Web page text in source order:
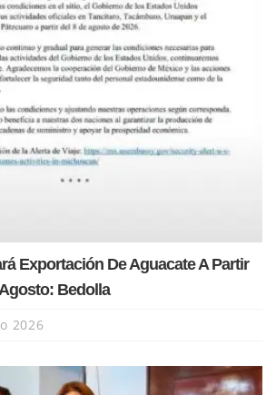
Exportación De Aguacate A Partir
Bedolla
2026